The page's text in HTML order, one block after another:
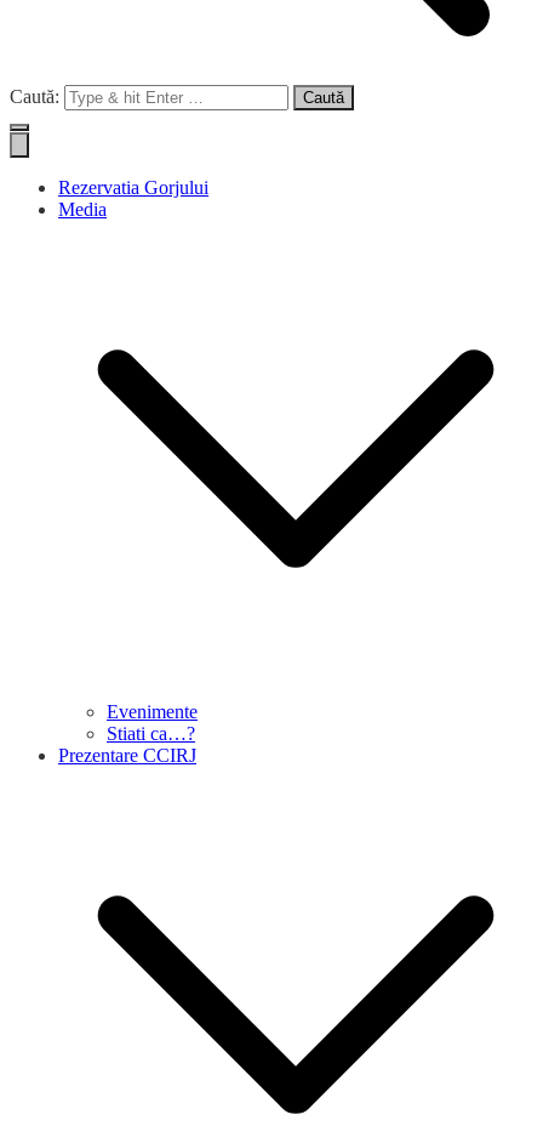
Caută:
Rezervatia Gorjului
Media
Evenimente
Stiati ca…?
Prezentare CCIRJ